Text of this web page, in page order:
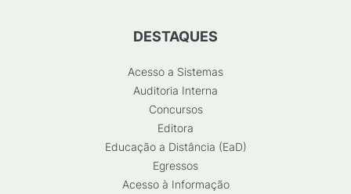
DESTAQUES
Acesso a Sistemas
Auditoria Interna
Concursos
Editora
Educação a Distância (EaD)
Egressos
Acesso à Informação